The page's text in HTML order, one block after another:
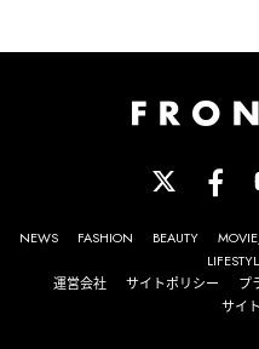
NEWS FASHION BEAUTY
運営会社
サイトポリシー プ
サイ